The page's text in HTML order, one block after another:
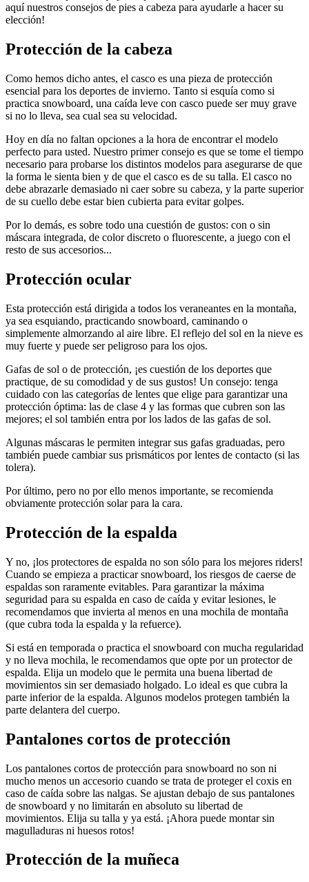
aquí nuestros consejos de pies a cabeza para ayudarle a hacer su
elección!
Protección de la cabeza
Como hemos dicho antes, el casco es una pieza de protección
esencial para los deportes de invierno. Tanto si esquía como si
practica snowboard, una caída leve con casco puede ser muy grave
si no lo lleva, sea cual sea su velocidad.
Hoy en día no faltan opciones a la hora de encontrar el modelo
perfecto para usted. Nuestro primer consejo es que se tome el tiempo
necesario para probarse los distintos modelos para asegurarse de que
la forma le sienta bien y de que el casco es de su talla. El casco no
debe abrazarle demasiado ni caer sobre su cabeza, y la parte superior
de su cuello debe estar bien cubierta para evitar golpes.
Por lo demás, es sobre todo una cuestión de gustos: con o sin
máscara integrada, de color discreto o fluorescente, a juego con el
resto de sus accesorios...
Protección ocular
Esta protección está dirigida a todos los veraneantes en la montaña,
ya sea esquiando, practicando snowboard, caminando o
simplemente almorzando al aire libre. El reflejo del sol en la nieve es
muy fuerte y puede ser peligroso para los ojos.
Gafas de sol o de protección, ¡es cuestión de los deportes que
practique, de su comodidad y de sus gustos! Un consejo: tenga
cuidado con las categorías de lentes que elige para garantizar una
protección óptima: las de clase 4 y las formas que cubren son las
mejores; el sol también entra por los lados de las gafas de sol.
Algunas máscaras le permiten integrar sus gafas graduadas, pero
también puede cambiar sus prismáticos por lentes de contacto (si las
tolera).
Por último, pero no por ello menos importante, se recomienda
obviamente protección solar para la cara.
Protección de la espalda
Y no, ¡los protectores de espalda no son sólo para los mejores riders!
Cuando se empieza a practicar snowboard, los riesgos de caerse de
espaldas son raramente evitables. Para garantizar la máxima
seguridad para su espalda en caso de caída y evitar lesiones, le
recomendamos que invierta al menos en una mochila de montaña
(que cubra toda la espalda y la refuerce).
Si está en temporada o practica el snowboard con mucha regularidad
y no lleva mochila, le recomendamos que opte por un protector de
espalda. Elija un modelo que le permita una buena libertad de
movimientos sin ser demasiado holgado. Lo ideal es que cubra la
parte inferior de la espalda. Algunos modelos protegen también la
parte delantera del cuerpo.
Pantalones cortos de protección
Los pantalones cortos de protección para snowboard no son ni
mucho menos un accesorio cuando se trata de proteger el coxis en
caso de caída sobre las nalgas. Se ajustan debajo de sus pantalones
de snowboard y no limitarán en absoluto su libertad de
movimientos. Elija su talla y ya está. ¡Ahora puede montar sin
magulladuras ni huesos rotos!
Protección de la muñeca